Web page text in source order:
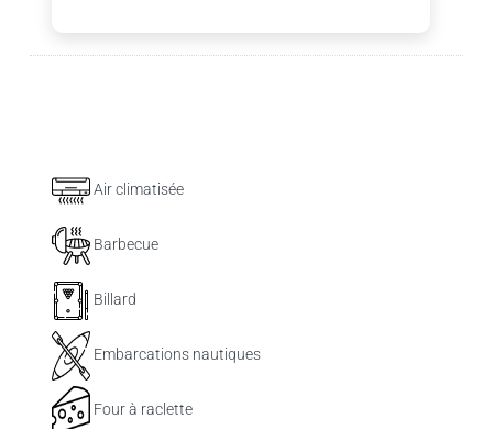
Air climatisée
Barbecue
Billard
Embarcations nautiques
Four à raclette